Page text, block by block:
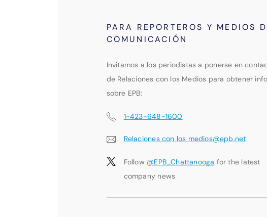
PARA REPORTEROS Y MEDIOS
COMUNICACIÓN
Invitamos a los periodistas a ponerse en
de Relaciones con los Medios para obtener
sobre EPB:
1-423-648-1600
Relaciones con los medios@epb.net
Follow @EPB_Chattanooga for the latest
company news